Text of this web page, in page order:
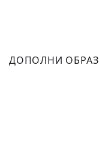
ДОПОЛНИ ОБРАЗ